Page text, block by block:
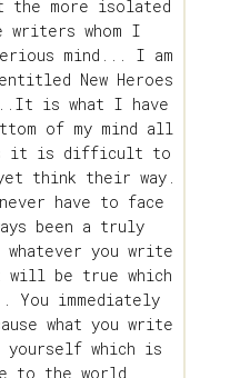
more isolated
whom I
mind... I am
New Heroes
is what I have
of my mind all
it is difficult to
think their way.
have to face
been a truly
you write
will be true which
You immediately
what you write
which is
to the world